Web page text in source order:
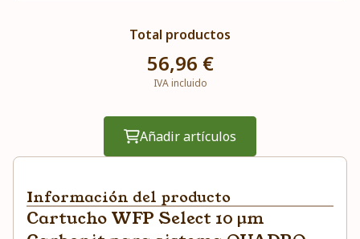
Total productos
56,96 €
IVA incluido
Añadir artículos
Información del producto
Cartucho WFP Select 10 µm